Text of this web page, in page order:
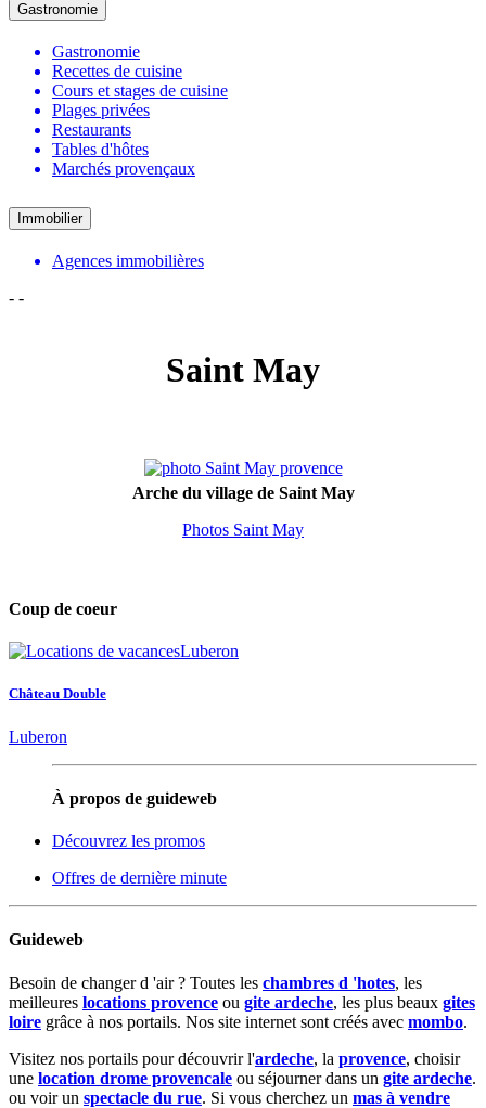
Gastronomie
Gastronomie
Recettes de cuisine
Cours et stages de cuisine
Plages privées
Restaurants
Tables d'hôtes
Marchés provençaux
Immobilier
Agences immobilières
- -
Saint May
Arche du village de Saint May
Photos Saint May
Coup de coeur
Château Double
Luberon
À propos de guideweb
Découvrez les promos
Offres de dernière minute
Guideweb
Besoin de changer d 'air ? Toutes les chambres d 'hotes, les
meilleures locations provence ou gite ardeche, les plus beaux gites
loire grâce à nos portails. Nos site internet sont créés avec mombo.
Visitez nos portails pour découvrir l'ardeche, la provence, choisir
une location drome provencale ou séjourner dans un gite ardeche.
ou voir un spectacle du rue. Si vous cherchez un mas à vendre